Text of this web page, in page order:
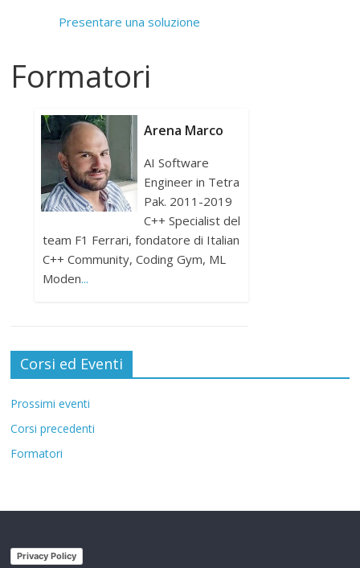
Presentare una soluzione
Formatori
Arena Marco
AI Software
Engineer in Tetra
Pak. 2011-2019
C++ Specialist del
team F1 Ferrari, fondatore di Italian
C++ Community, Coding Gym, ML
Moden...
Corsi ed Eventi
Prossimi eventi
Corsi precedenti
Formatori
Privacy Policy